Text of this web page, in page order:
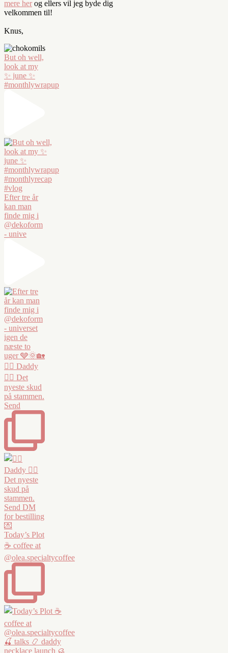
mere her og ellers vil jeg byde dig
velkommen til!
Knus,
But oh well,
look at my
✨ june ✨
#monthlywrapup
Efter tre år
kan man
finde mig i
@dekoform
- unive
❤️‍🔥 Daddy
❤️‍🔥 Det
nyeste skud
på stammen.
Send
Today’s Plot
☕️ coffee at
@olea.specialtycoffee